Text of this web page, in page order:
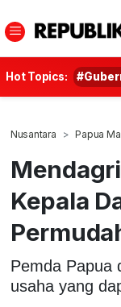
Hot Topics:
Nusantara Papua
Kepala
Pemda Papua
usaha yang